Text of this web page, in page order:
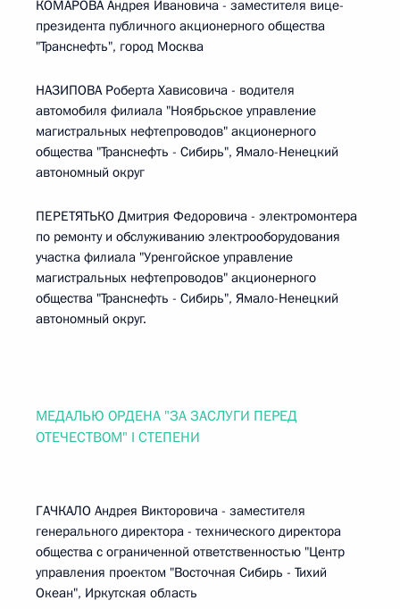
КОМАРОВА Андрея Ивановича - заместителя вице-
президента публичного акционерного общества
"Транснефть", город Москва
НАЗИПОВА Роберта Хависовича - водителя
автомобиля филиала "Ноябрьское управление
магистральных нефтепроводов" акционерного
общества "Транснефть - Сибирь", Ямало-Ненецкий
автономный округ
ПЕРЕТЯТЬКО Дмитрия Федоровича - электромонтера
по ремонту и обслуживанию электрооборудования
участка филиала "Уренгойское управление
магистральных нефтепроводов" акционерного
общества "Транснефть - Сибирь", Ямало-Ненецкий
автономный округ.
МЕДАЛЬЮ ОРДЕНА "ЗА ЗАСЛУГИ ПЕРЕД
ОТЕЧЕСТВОМ" I СТЕПЕНИ
ГАЧКАЛО Андрея Викторовича - заместителя
генерального директора - технического директора
общества с ограниченной ответственностью "Центр
управления проектом "Восточная Сибирь - Тихий
Океан", Иркутская область